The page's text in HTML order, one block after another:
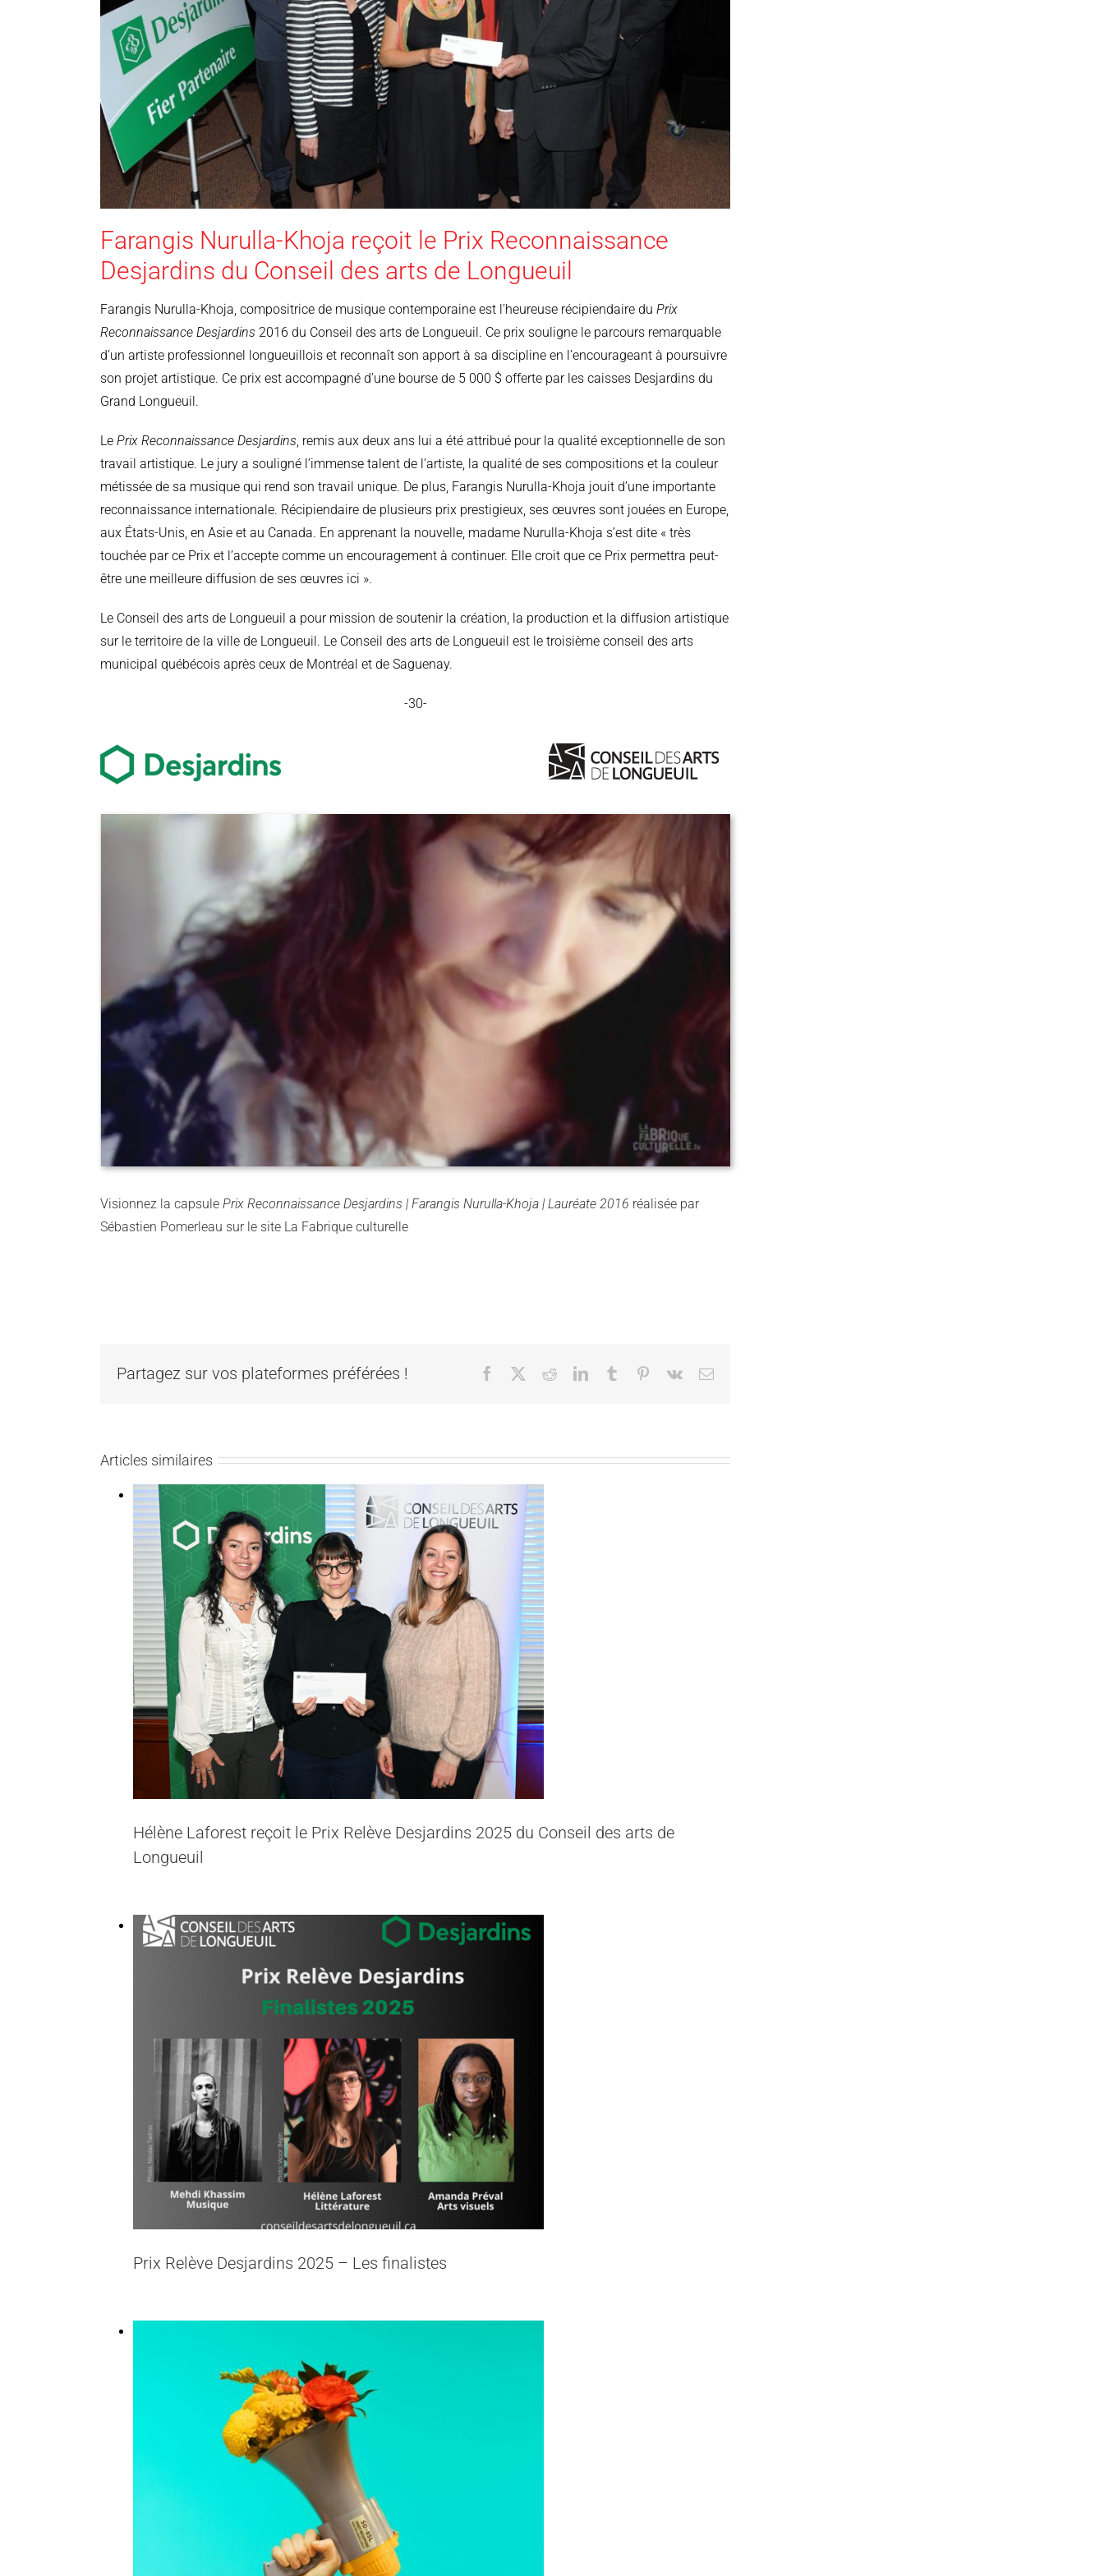
Farangis Nurulla-Khoja reçoit le Prix Reconnaissance
Desjardins du Conseil des arts de Longueuil
Farangis Nurulla-Khoja, compositrice de musique contemporaine est l’heureuse récipiendaire du Prix
Reconnaissance Desjardins 2016 du Conseil des arts de Longueuil. Ce prix souligne le parcours remarquable
d’un artiste professionnel longueuillois et reconnaît son apport à sa discipline en l’encourageant à poursuivre
son projet artistique. Ce prix est accompagné d’une bourse de 5 000 $ offerte par les caisses Desjardins du
Grand Longueuil.
Le Prix Reconnaissance Desjardins, remis aux deux ans lui a été attribué pour la qualité exceptionnelle de son
travail artistique. Le jury a souligné l’immense talent de l’artiste, la qualité de ses compositions et la couleur
métissée de sa musique qui rend son travail unique. De plus, Farangis Nurulla-Khoja jouit d’une importante
reconnaissance internationale. Récipiendaire de plusieurs prix prestigieux, ses œuvres sont jouées en Europe,
aux États-Unis, en Asie et au Canada. En apprenant la nouvelle, madame Nurulla-Khoja s’est dite « très
touchée par ce Prix et l’accepte comme un encouragement à continuer. Elle croit que ce Prix permettra peut-
être une meilleure diffusion de ses œuvres ici ».
Le Conseil des arts de Longueuil a pour mission de soutenir la création, la production et la diffusion artistique
sur le territoire de la ville de Longueuil. Le Conseil des arts de Longueuil est le troisième conseil des arts
municipal québécois après ceux de Montréal et de Saguenay.
-30-
Visionnez la capsule Prix Reconnaissance Desjardins | Farangis Nurulla-Khoja | Lauréate 2016 réalisée par
Sébastien Pomerleau sur le site La Fabrique culturelle
Partagez sur vos plateformes préférées ! Facebook RedditLinkedInTumblrPinterest
Vk Courriel
Articles similaires
Hélène Laforest reçoit le Prix Relève Desjardins 2025 du Conseil des arts de
Longueuil
Prix Relève Desjardins 2025 – Les finalistes